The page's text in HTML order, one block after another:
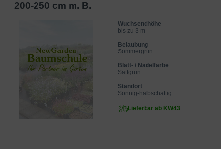
200-250 cm m. B.
Wuchsendhöhe
bis zu 3 m
Belaubung
Sommergrün
Blatt- / Nadelfarbe
Sattgrün
Standort
Sonnig-halbschattig
Lieferbar ab KW43